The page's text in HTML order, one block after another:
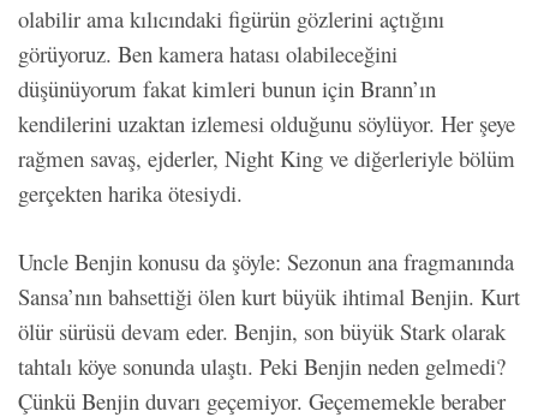
olabilir ama kılıcındaki figürün gözlerini açtığını
görüyoruz. Ben kamera hatası olabileceğini
düşünüyorum fakat kimleri bunun için Brann’ın
kendilerini uzaktan izlemesi olduğunu söylüyor. Her şeye
rağmen savaş, ejderler, Night King ve diğerleriyle bölüm
gerçekten harika ötesiydi.
Uncle Benjin konusu da şöyle: Sezonun ana fragmanında
Sansa’nın bahsettiği ölen kurt büyük ihtimal Benjin. Kurt
ölür sürüsü devam eder. Benjin, son büyük Stark olarak
tahtalı köye sonunda ulaştı. Peki Benjin neden gelmedi?
Çünkü Benjin duvarı geçemiyor. Geçememekle beraber